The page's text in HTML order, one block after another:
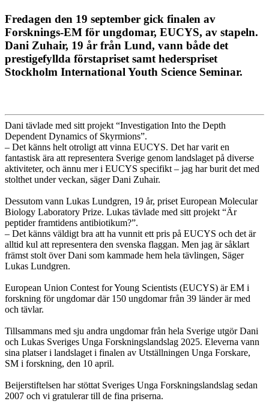
Fredagen den 19 september gick finalen av
Forsknings-EM för ungdomar, EUCYS, av stapeln.
Dani Zuhair, 19 år från Lund, vann både det
prestigefyllda förstapriset samt hederspriset
Stockholm International Youth Science Seminar.
Dani tävlade med sitt projekt “Investigation Into the Depth
Dependent Dynamics of Skyrmions”.
– Det känns helt otroligt att vinna EUCYS. Det har varit en
fantastisk ära att representera Sverige genom landslaget på diverse
aktiviteter, och ännu mer i EUCYS specifikt – jag har burit det med
stolthet under veckan, säger Dani Zuhair.
Dessutom vann Lukas Lundgren, 19 år, priset European Molecular
Biology Laboratory Prize. Lukas tävlade med sitt projekt “Är
peptider framtidens antibiotikum?”.
– Det känns väldigt bra att ha vunnit ett pris på EUCYS och det är
alltid kul att representera den svenska flaggan. Men jag är såklart
främst stolt över Dani som kammade hem hela tävlingen, Säger
Lukas Lundgren.
European Union Contest for Young Scientists (EUCYS) är EM i
forskning för ungdomar där 150 ungdomar från 39 länder är med
och tävlar.
Tillsammans med sju andra ungdomar från hela Sverige utgör Dani
och Lukas Sveriges Unga Forskningslandslag 2025. Eleverna vann
sina platser i landslaget i finalen av Utställningen Unga Forskare,
SM i forskning, den 10 april.
Beijerstiftelsen har stöttat Sveriges Unga Forskningslandslag sedan
2007 och vi gratulerar till de fina priserna.